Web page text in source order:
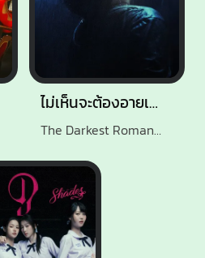
ไม่เห็นจะต้องอายเลยถ้าอยากจะร้องไห้
The Darkest Romance